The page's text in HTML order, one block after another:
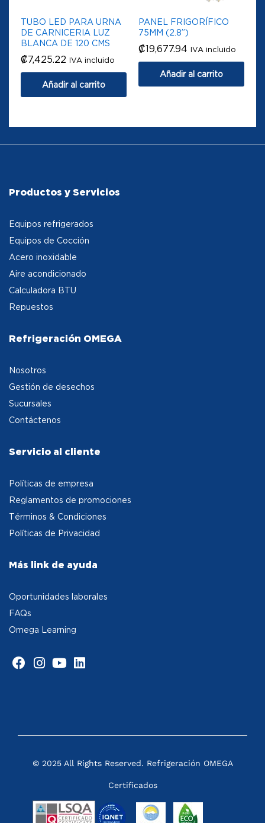
TUBO LED PARA URNA
DE CARNICERIA LUZ
BLANCA DE 120 CMS
₡7,425.22 IVA incluido
Añadir al carrito
PANEL FRIGORÍFICO
75MM (2.8”)
₡19,677.94 IVA incluido
Añadir al carrito
Productos y Servicios
Equipos refrigerados
Equipos de Cocción
Acero inoxidable
Aire acondicionado
Calculadora BTU
Repuestos
Refrigeración OMEGA
Nosotros
Gestión de desechos
Sucursales
Contáctenos
Servicio al cliente
Políticas de empresa
Reglamentos de promociones
Términos & Condiciones
Políticas de Privacidad
Más link de ayuda
Oportunidades laborales
FAQs
Omega Learning
© 2025 All Rights Reserved. Refrigeración OMEGA
Certificados